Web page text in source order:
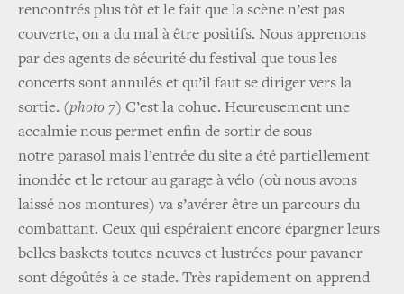
rencontrés plus tôt et le fait que la scène n’est pas
couverte, on a du mal à être positifs. Nous apprenons
par des agents de sécurité du festival que tous les
concerts sont annulés et qu’il faut se diriger vers la
sortie. (photo 7) C’est la cohue. Heureusement une
accalmie nous permet enfin de sortir de sous
notre parasol mais l’entrée du site a été partiellement
inondée et le retour au garage à vélo (où nous avons
laissé nos montures) va s’avérer être un parcours du
combattant. Ceux qui espéraient encore épargner leurs
belles baskets toutes neuves et lustrées pour pavaner
sont dégoûtés à ce stade. Très rapidement on apprend